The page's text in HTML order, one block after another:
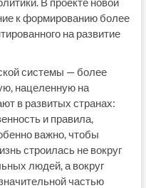
к формированию более
на развитие
системы — более
нацеленную на
в развитых странах:
и правила,
важно, чтобы
строилась не вокруг
людей, а вокруг
частью